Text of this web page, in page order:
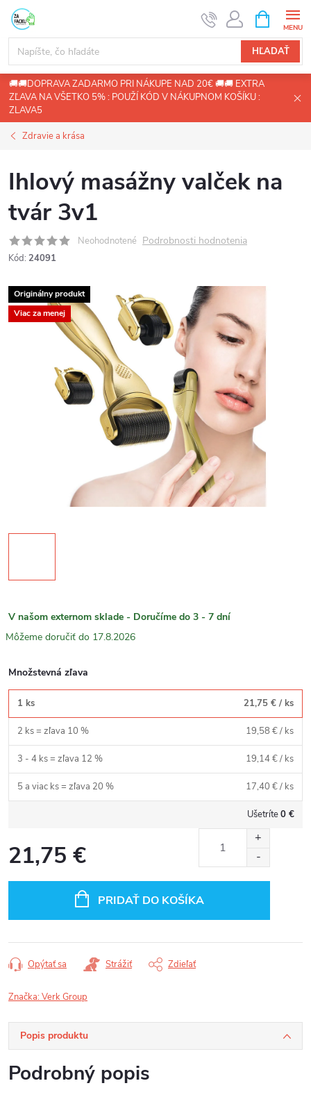
Prejsť
obsah
HĽADAŤ
KOŠÍK
🚚🚚DOPRAVA ZADARMO PRI NÁKUPE NAD 20€ 🚚🚚 EXTRA
ZĽAVA NA VŠETKO 5% : POUŽÍ KÓD V NÁKUPNOM KOŠÍKU :
ZLAVA5
Zdravie a krása
Ihlový masážny valček na
tvár 3v1
Neohodnotené Podrobnosti hodnotenia
Kód: 24091
Originálny produkt
Viac za menej
V našom externom sklade - Doručíme do 3 - 7 dní
17.8.2026
Množstevná zľava
1 ks 21,75 € / ks
2 ks = zľava 10 % 19,58 €/ ks
3 - 4 ks = zľava 12 % 19,14 €/ ks
5 a viac ks = zľava 20 % 17,40 €/ ks
Ušetríte0 €
21,75 €
PRIDAŤ DO KOŠÍKA
Opýtať sa Strážiť Zdieľať
Značka:Verk Group
Popis produktu
Podrobný popis